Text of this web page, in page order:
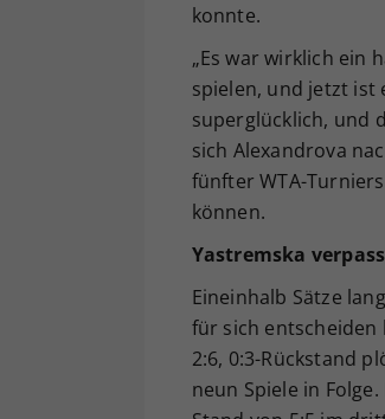
konnte.
„Es war wirklich ein
spielen, und jetzt ist
superglücklich, und
sich Alexandrova
fünfter WTA-
können.
Yastremska
Eineinhalb Sätze
für sich entscheiden
2:6, 0:3-Rückstand
neun Spiele in